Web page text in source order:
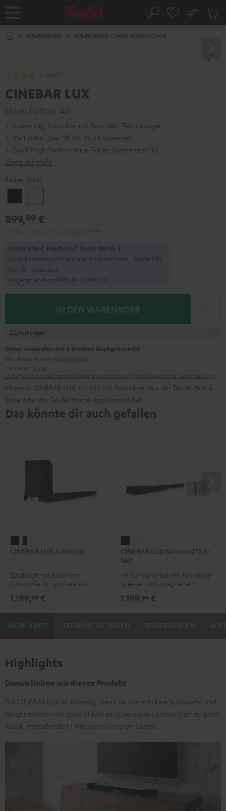
Startseite Suche
No
SOUNDBARS SOUNDBARS OHNE SUBWOOFER
(480)
CINEBAR LUX
Listen to Your Art
Streaming-Soundbar mit Raumfeld-Technologie
Verlustfrei über WLAN Musik streamen
Zwölf High-Performance-Töner, Dynamore® 3D
Zeige mir mehr
Farbe: Weiß
899,99 €
Gratis USB-C Kopfhörer1 Teufel MOVE 2
Code kopieren und im Warenkorb einlösen. MOV-T4S
Nur für kurze Zeit
Angebot endet in00D:10H: 58M:10S
IN DEN WARENKORB
Auf Lager
Sicher einkaufen mit 8 Wochen Rückgaberecht
inkl. kostenlosem Rückversand
Hinweis: CINEBAR LUX ist nicht mit Produkten aus der Teufel Home
Serie oder der Teufel Home App kompatibel
Das könnte dir auch gefallen
LUX
Schwarz
LUX
Schwarz
Weiß
CINEBAR LUX Ambition
Zusätzlich mit externem
Subwoofer für größere Räume
1.199,99 €
LUX
Surround
"5.0-
Schwarz
LUX
"5.0-
Weiß
CINEBAR LUX Surround "5.0-
Set"
Als Surround-Set mit Funk-Rear-
Speaker und integriertem
1.199,99 €
HIGHLIGHTS
Highlights
Darum lieben wir dieses Produkt
Die CINEBAR LUX ist einmalig. Denn sie kommt ohne Subwoofer und
klingt trotzdem wie zwei. Stilvoll zeigt sie deine Leidenschaft zu guter
Musik, mitreißenden Filmen und cleveren Games.